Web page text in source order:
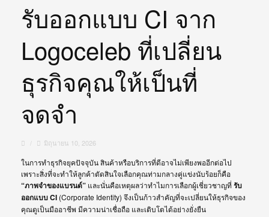
รับออกแบบ CI จาก
Logoceleb ที่เปลี่ยน
ธุรกิจคุณให้เป็นที่
จดจำ
มิถุนายน 10, 2026
ในการทำธุรกิจยุคปัจจุบัน สินค้าหรือบริการที่ดีอาจไม่เพียงพออีกต่อไป
เพราะสิ่งที่จะทำให้ลูกค้าตัดสินใจเลือกคุณท่ามกลางคู่แข่งนับร้อยก็คือ
“ภาพจำของแบรนด์” และนั่นคือเหตุผลว่าทำไมการเลือกผู้เชี่ยวชาญที่รับ
ออกแบบ CI (Corporate Identity) จึงเป็นก้าวสำคัญที่จะเปลี่ยนให้ธุรกิจของ
คุณดูเป็นมืออาชีพ มีความน่าเชื่อถือ และเติบโตได้อย่างยั่งยืน